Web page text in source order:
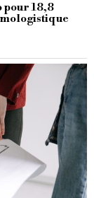
pour 18,8